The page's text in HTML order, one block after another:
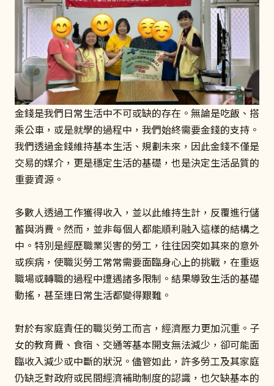
金錢是我們日常生活中不可或缺的存在。無論是吃飯、搭
乘公車，或是就學的過程中，我們始終需要金錢的支持。
我們透過金錢維持基本生活、規劃未來，因此金錢不僅是
交易的媒介，更是穩定生活的基礎，也是決定生活品質的
重要資源。
多數人透過工作獲得收入，並以此維持生計，反覆進行儲
蓄與消費。然而，並非每個人都能順利融入這樣的結構之
中。特別是經歷職業災害的勞工，往往因突如其來的意外
或疾病，使職災勞工常常需要面臨身心上的挑戰，在重返
職場或轉職的過程中遭遇諸多限制。結果導致生活的基礎
動搖，甚至連日常生活都變得艱難。
對於有家庭責任的職災勞工而言，經濟壓力更加沉重。子
女的教育費、食宿、交通等基本開支無法減少，卻可能面
臨收入減少或中斷的狀況。儘管如此，許多勞工及其家庭
仍缺乏對政府或民間經濟補助制度的認識，也欠缺基本的